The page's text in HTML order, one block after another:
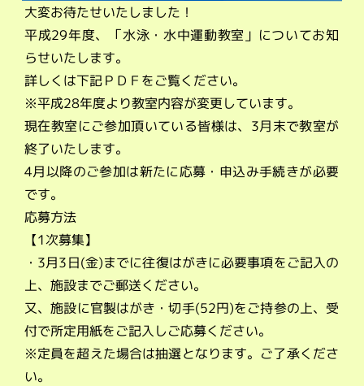
大変お待たせいたしました！
平成29年度、「水泳・水中運動教室」についてお知
らせいたします。
詳しくは下記ＰＤＦをご覧ください。
※平成28年度より教室内容が変更しています。
現在教室にご参加頂いている皆様は、3月末で教室が
終了いたします。
4月以降のご参加は新たに応募・申込み手続きが必要
です。
応募方法
【1次募集】
・3月3日(金)までに往復はがきに必要事項をご記入の
上、施設までご郵送ください。
又、施設に官製はがき・切手(52円)をご持参の上、受
付で所定用紙をご記入しご応募ください。
※定員を超えた場合は抽選となります。ご了承くださ
い。